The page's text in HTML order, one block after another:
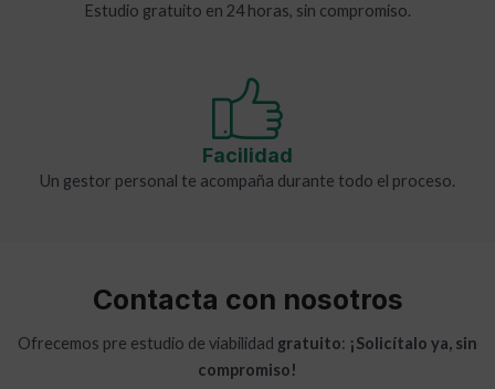
Estudio gratuito en 24 horas, sin compromiso.
Facilidad
Un gestor personal te acompaña durante todo el proceso.
Contacta con nosotros
Ofrecemos pre estudio de viabilidad gratuito: ¡Solicítalo ya, sin
compromiso!